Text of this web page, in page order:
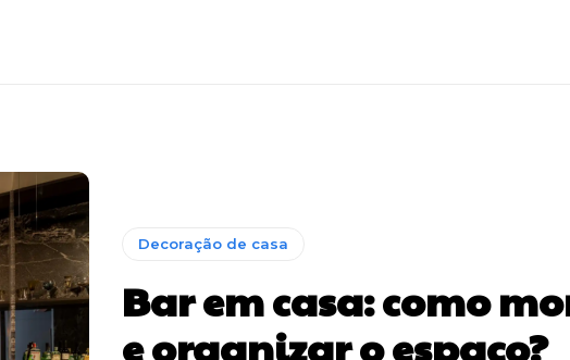
Decoração de casa
Bar em casa: como
e organizar o espaço?